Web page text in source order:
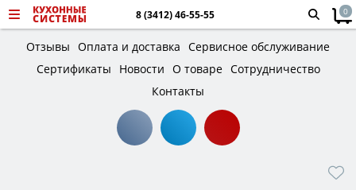
8 (3412) 46-55-55 0
Отзывы Оплата и доставка Сервисное обслуживание
Сертификаты
Новости О товаре Сотрудничество
Контакты